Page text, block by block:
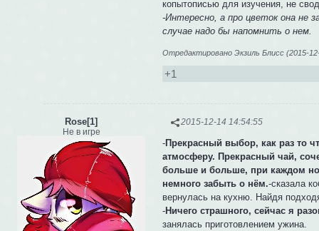
копытописью для изучения, не
-Интересно, а про цветок она не
случае надо бы напомнить о нем.
Отредактировано Экзиль Блисс (2015-
+1
2015-12-14 14:54:55
Rose[1]
Не в игре
-Прекрасный выбор, как раз то
атмосферу. Прекрасный чай,
больше и больше, при каждом
немного забыть о нём.-сказала
вернулась на кухню. Найдя
-Ничего страшного, сейчас я
занялась приготовлением ужина.